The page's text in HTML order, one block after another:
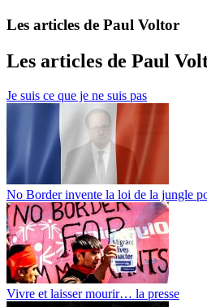
Les articles de Paul Voltor
Les articles de Paul
Je suis ce que je ne suis pas
No Border invente la loi de la jungle
Vivre et laisser mourir… la presse